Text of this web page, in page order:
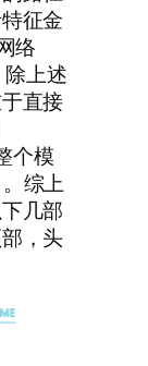
征金
络
除上述
直接
个模
综上
几部
，头